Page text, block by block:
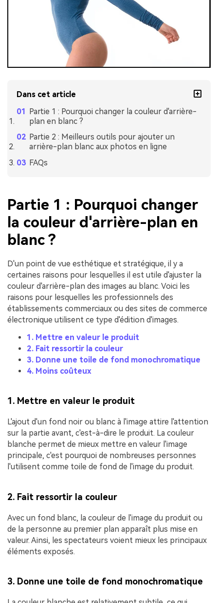
Dans cet article
Partie 1 : Pourquoi changer la couleur d'arrière-
plan en blanc ?
Partie 2 : Meilleurs outils pour ajouter un
arrière-plan blanc aux photos en ligne
FAQs
Partie 1 : Pourquoi changer
la couleur d'arrière-plan en
blanc ?
D'un point de vue esthétique et stratégique, il y a
certaines raisons pour lesquelles il est utile d'ajuster la
couleur d'arrière-plan des images au blanc. Voici les
raisons pour lesquelles les professionnels des
établissements commerciaux ou des sites de commerce
électronique utilisent ce type d'édition d'images.
1. Mettre en valeur le produit
2. Fait ressortir la couleur
3. Donne une toile de fond monochromatique
4. Moins coûteux
1. Mettre en valeur le produit
L'ajout d'un fond noir ou blanc à l'image attire l'attention
sur la partie avant, c'est-à-dire le produit. La couleur
blanche permet de mieux mettre en valeur l'image
principale, c'est pourquoi de nombreuses personnes
l'utilisent comme toile de fond de l'image du produit.
2. Fait ressortir la couleur
Avec un fond blanc, la couleur de l'image du produit ou
de la personne au premier plan apparaît plus mise en
valeur. Ainsi, les spectateurs voient mieux les principaux
éléments exposés.
3. Donne une toile de fond monochromatique